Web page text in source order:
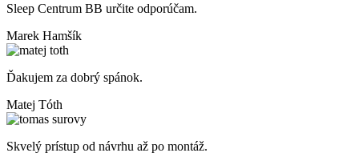
Sleep Centrum BB určite odporúčam.
Marek Hamšík
Ďakujem za dobrý spánok.
Matej Tóth
Skvelý prístup od návrhu až po montáž.